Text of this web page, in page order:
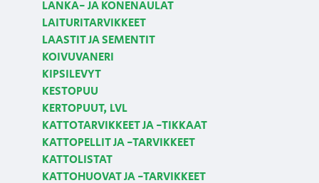
LANKA- JA KONENAULAT
LAITURITARVIKKEET
LAASTIT JA SEMENTIT
KOIVUVANERI
KIPSILEVYT
KESTOPUU
KERTOPUUT, LVL
KATTOTARVIKKEET JA -TIKKAAT
KATTOPELLIT JA -TARVIKKEET
KATTOLISTAT
KATTOHUOVAT JA -TARVIKKEET